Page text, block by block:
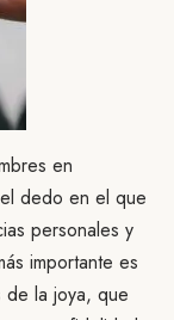
en
dedo en el que
personales y
importante es
de la joya, que